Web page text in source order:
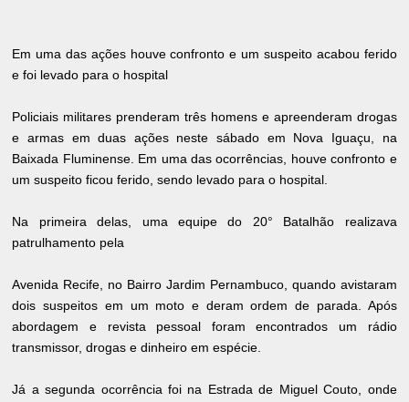
Em uma das ações houve confronto e um suspeito acabou ferido
e foi levado para o hospital
Policiais militares prenderam três homens e apreenderam drogas
e armas em duas ações neste sábado em Nova Iguaçu, na
Baixada Fluminense. Em uma das ocorrências, houve confronto e
um suspeito ficou ferido, sendo levado para o hospital.
Na primeira delas, uma equipe do 20° Batalhão realizava
patrulhamento pela
Avenida Recife, no Bairro Jardim Pernambuco, quando avistaram
dois suspeitos em um moto e deram ordem de parada. Após
abordagem e revista pessoal foram encontrados um rádio
transmissor, drogas e dinheiro em espécie.
Já a segunda ocorrência foi na Estrada de Miguel Couto, onde